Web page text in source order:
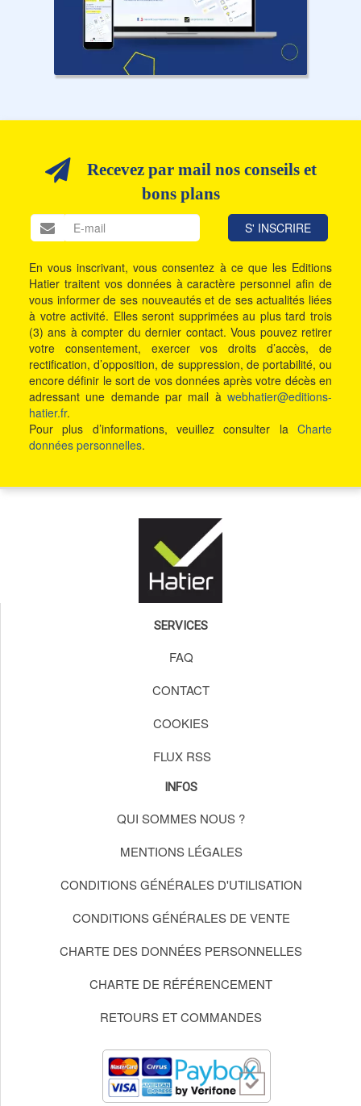
Recevez par mail nos conseils et
bons plans
En vous inscrivant, vous consentez à ce que les Editions
Hatier traitent vos données à caractère personnel afin de
vous informer de ses nouveautés et de ses actualités liées
à votre activité. Elles seront supprimées au plus tard trois
(3) ans à compter du dernier contact. Vous pouvez retirer
votre consentement, exercer vos droits d’accès, de
rectification, d’opposition, de suppression, de portabilité, ou
encore définir le sort de vos données après votre décès en
adressant une demande par mail à webhatier@editions-
hatier.fr.
Pour plus d’informations, veuillez consulter la Charte
données personnelles.
SERVICES
FAQ
CONTACT
COOKIES
FLUX RSS
INFOS
QUI SOMMES NOUS ?
MENTIONS LÉGALES
CONDITIONS GÉNÉRALES D'UTILISATION
CONDITIONS GÉNÉRALES DE VENTE
CHARTE DES DONNÉES PERSONNELLES
CHARTE DE RÉFÉRENCEMENT
RETOURS ET COMMANDES